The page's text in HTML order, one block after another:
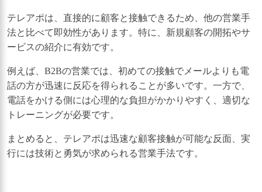
テレアポは、直接的に顧客と接触できるため、他の営業手
法と比べて即効性があります。特に、新規顧客の開拓やサ
ービスの紹介に有効です。
例えば、B2Bの営業では、初めての接触でメールよりも電
話の方が迅速に反応を得られることが多いです。一方で、
電話をかける側には心理的な負担がかかりやすく、適切な
トレーニングが必要です。
まとめると、テレアポは迅速な顧客接触が可能な反面、実
行には技術と勇気が求められる営業手法です。